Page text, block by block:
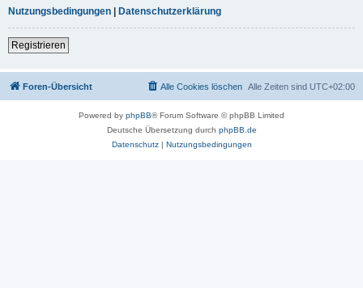
Nutzungsbedingungen | Datenschutzerklärung
Registrieren
Foren-Übersicht Alle Zeiten sind UTC+02:00
Alle Cookies löschen
Powered by phpBB® Forum Software © phpBB Limited
Deutsche Übersetzung durch phpBB.de
Datenschutz| Nutzungsbedingungen